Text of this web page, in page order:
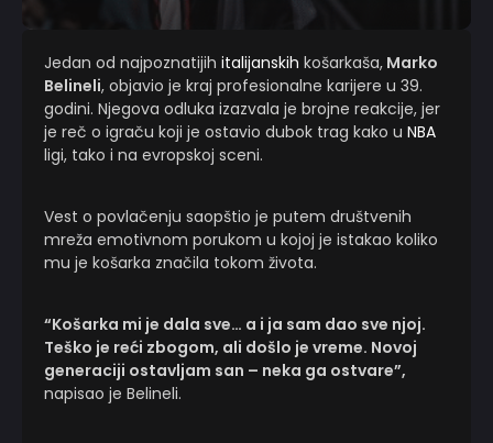
Jedan od najpoznatijih italijanskih košarkaša, Marko
Belineli, objavio je kraj profesionalne karijere u 39.
godini. Njegova odluka izazvala je brojne reakcije, jer
je reč o igraču koji je ostavio dubok trag kako u NBA
ligi, tako i na evropskoj sceni.
Vest o povlačenju saopštio je putem društvenih
mreža emotivnom porukom u kojoj je istakao koliko
mu je košarka značila tokom života.
“Košarka mi je dala sve… a i ja sam dao sve njoj.
Teško je reći zbogom, ali došlo je vreme. Novoj
generaciji ostavljam san – neka ga ostvare”,
napisao je Belineli.